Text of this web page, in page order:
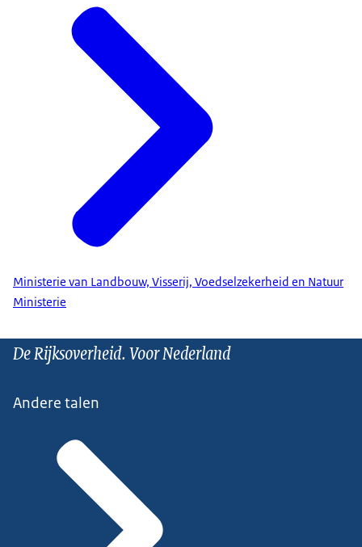
Ministerie van Landbouw, Visserij, Voedselzekerheid en Natuur
Ministerie
De Rijksoverheid. Voor Nederland
Andere talen